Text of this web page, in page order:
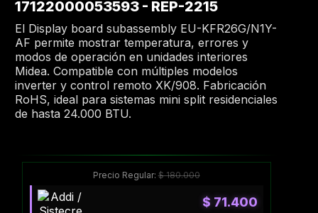
17122000053593 - REP-2215
El Display board subassembly EU-KFR26G/N1Y-
AF permite mostrar temperatura, errores y
modos de operación en unidades interiores
Midea. Compatible con múltiples modelos
inverter y control remoto XK/908. Fabricación
RoHS, ideal para sistemas mini split residenciales
de hasta 24.000 BTU.
Precio Regular:$180.000
$ 71.400